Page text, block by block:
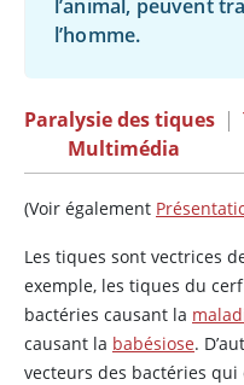
l’animal, peuvent
l’homme.
Paralysie des tiques |
Multimédia
(Voir également
Les tiques sont vectrices
exemple, les tiques du
bactéries causant la
causant la babésiose.
vecteurs des bactéries qui